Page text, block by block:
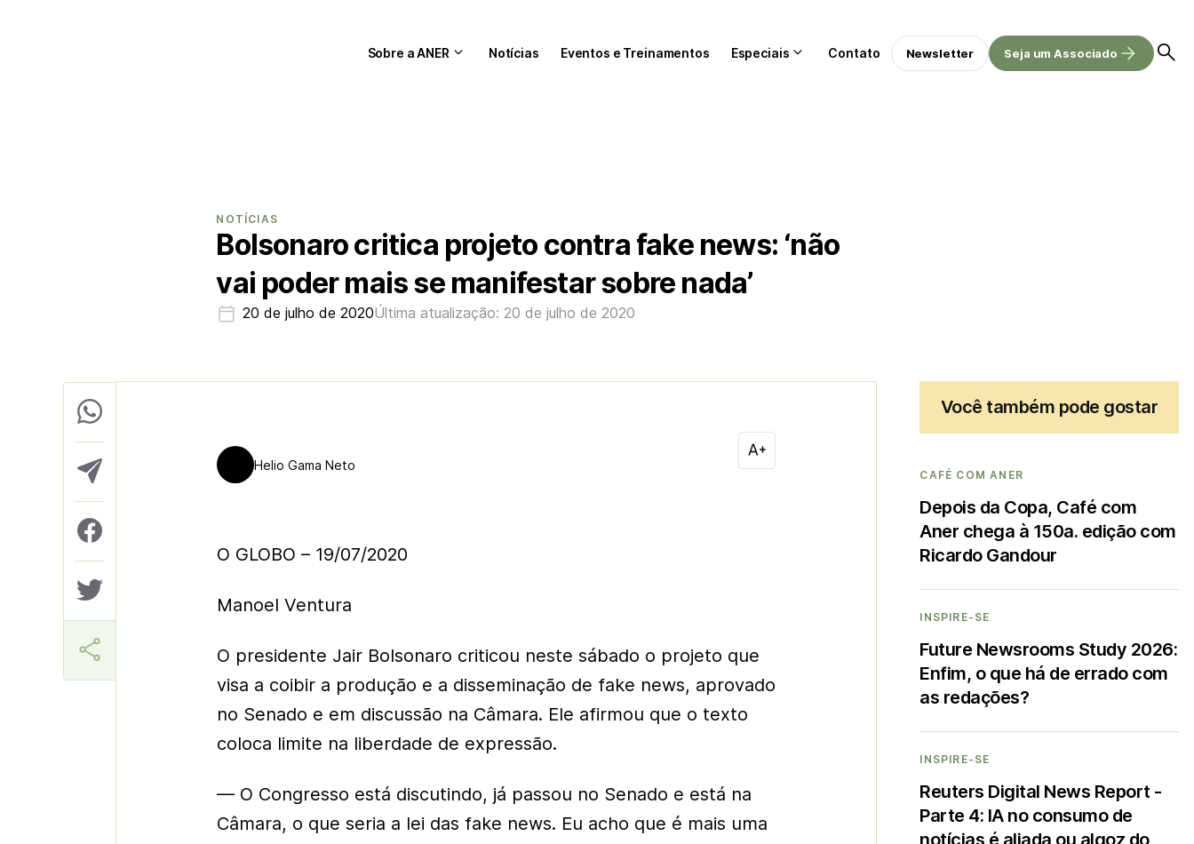
Sobre a ANER Notícias Eventos e Treinamentos Especiais Contato Newsletter Seja um Associado
NOTÍCIAS
Bolsonaro critica projeto contra fake news: ‘não
vai poder mais se manifestar sobre nada’
20 de julho de 2020Última atualização: 20 de julho de 2020
Helio Gama Neto
O GLOBO – 19/07/2020
Manoel Ventura
O presidente Jair Bolsonaro criticou neste sábado o projeto que
visa a coibir a produção e a disseminação de fake news, aprovado
no Senado e em discussão na Câmara. Ele afirmou que o texto
coloca limite na liberdade de expressão.
— O Congresso está discutindo, já passou no Senado e está na
Câmara, o que seria a lei das fake news. Eu acho que é mais uma
Você também pode gostar
CAFÉ COM ANER
Depois da Copa, Café com
Aner chega à 150a. edição com
Ricardo Gandour
INSPIRE-SE
Future Newsrooms Study 2026:
Enfim, o que há de errado com
as redações?
INSPIRE-SE
Reuters Digital News Report -
Parte 4: IA no consumo de
notícias é aliada ou algoz do